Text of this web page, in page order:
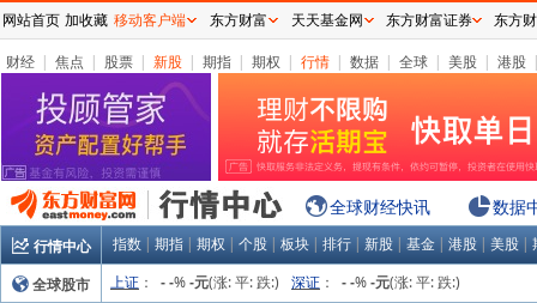
财经 | 焦点 | 股票 | 新股 | 期指 | 期权 | 行情 | 数据 | 全球 | 美股 | 港股
全球财经快讯 数据
行情中心 指数 | 期指 | 期权 | 个股 | 板块 | 排行 | 新股 | 基金 | 港股 | 美股 |
全球股市
上证 ： - -% -元(涨:平:跌:) 深证 ： - -% -元(涨:平:跌:)
网站首页 加收藏 移动客户端 东方财富 天天基金网 东方财富证券 东方